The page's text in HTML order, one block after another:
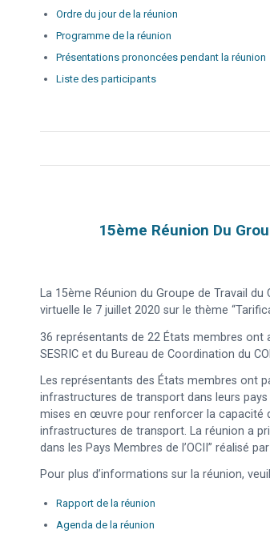
Ordre du jour de la réunion
Programme de la réunion
Présentations prononcées pendant la réunion
Liste des participants
15ème Réunion Du
La 15ème Réunion du Groupe de Travail
virtuelle le 7 juillet 2020 sur le thème
36 représentants de 22 États membres ont
SESRIC et du Bureau de Coordination du
Les représentants des États membres ont
infrastructures de transport dans leurs
mises en œuvre pour renforcer la capacité
infrastructures de transport. La réunion a
dans les Pays Membres de l’OCII” réalisé
Pour plus d’informations sur la réunion,
Rapport de la réunion
Agenda de la réunion